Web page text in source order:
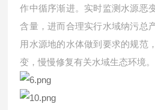
作中循序渐进。实时监测水源恶
含量，进而合理实行水域纳污总
用水源地的水体做到要求的规范
变，慢慢修复有关水域生态环境。